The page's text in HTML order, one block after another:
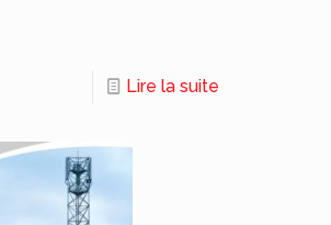
Lire la suite